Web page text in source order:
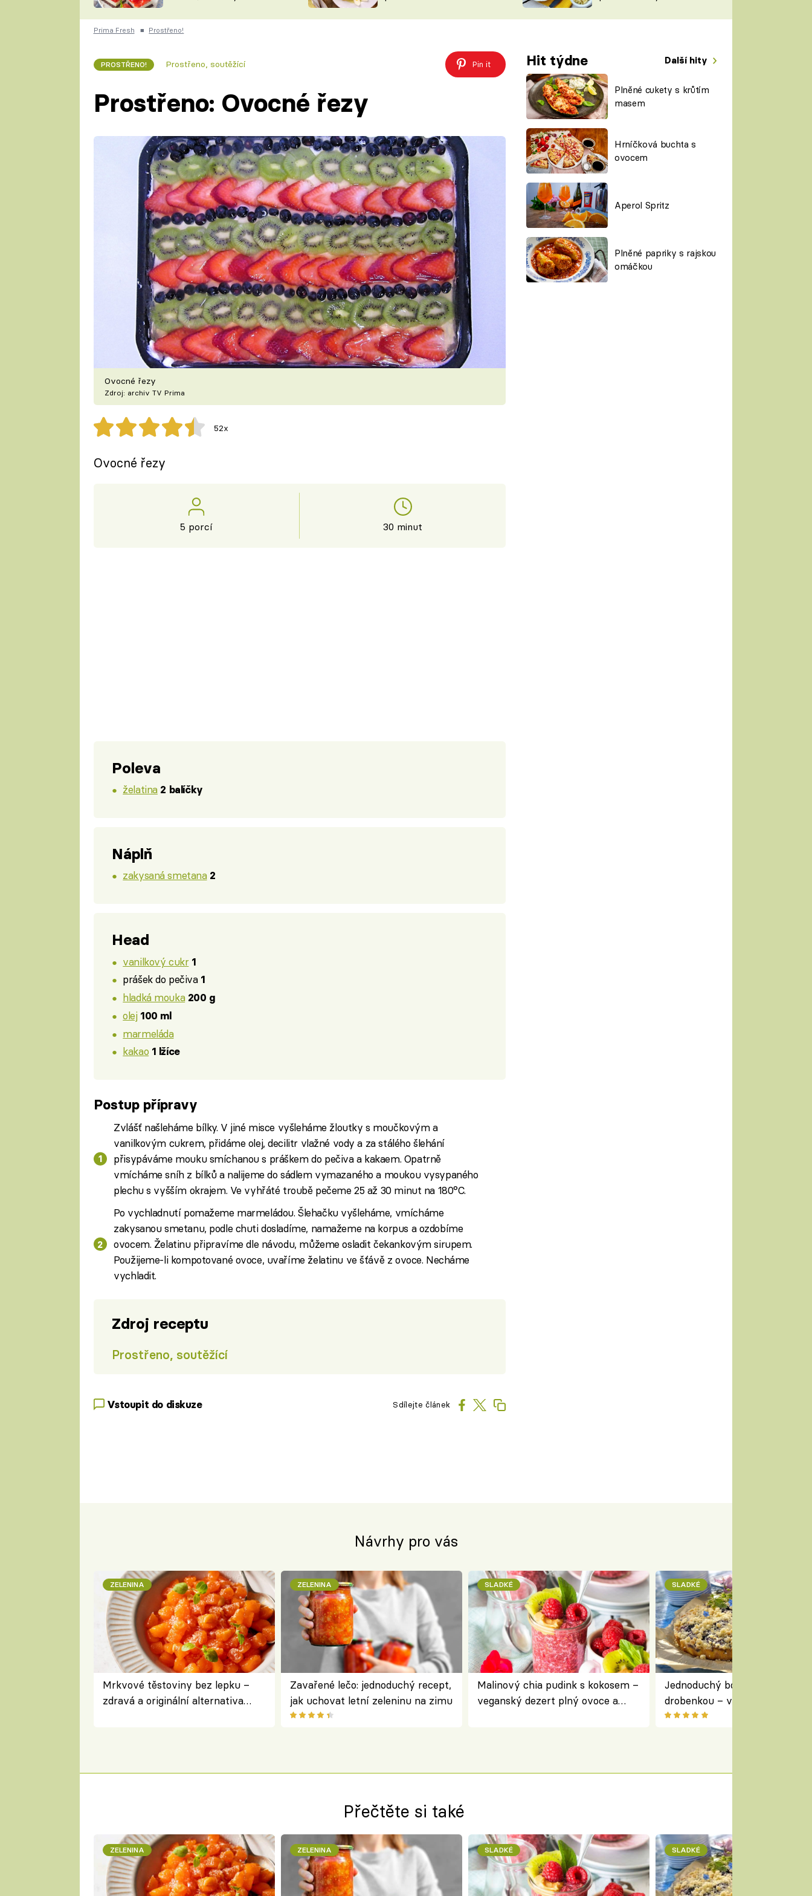
ČESKO NA TALÍŘI
KUCHAŘKA
VYCHYTÁVKY
ŠÉFREDAKTORKY
ČASOPIS
Prima Fresh ■ Prostřeno!
PROSTŘENO! Prostřeno, soutěžící Pin it Hit týdne Další hity
Plněné cukety s krůtím
masem
Hrníčková buchta s
ovocem
Aperol Spritz
Plněné papriky s rajskou
omáčkou
Prostřeno: Ovocné řezy
Ovocné řezy
Zdroj: archiv TV Prima
52x
Ovocné řezy
5 porcí 30 minut
Poleva
želatina 2 balíčky
Náplň
zakysaná smetana 2
Head
vanilkový cukr 1
prášek do pečiva 1
hladká mouka 200 g
olej 100 ml
marmeláda
kakao 1 lžíce
Postup přípravy
Zvlášť našleháme bílky. V jiné misce vyšleháme žloutky s moučkovým a
vanilkovým cukrem, přidáme olej, decilitr vlažné vody a za stálého šlehání
přisypáváme mouku smíchanou s práškem do pečiva a kakaem. Opatrně
vmícháme sníh z bílků a nalijeme do sádlem vymazaného a moukou vysypaného
plechu s vyšším okrajem. Ve vyhřáté troubě pečeme 25 až 30 minut na 180°C.
Po vychladnutí pomažeme marmeládou. Šlehačku vyšleháme, vmícháme
zakysanou smetanu, podle chuti dosladíme, namažeme na korpus a ozdobíme
ovocem. Želatinu připravíme dle návodu, můžeme osladit čekankovým sirupem.
Použijeme-li kompotované ovoce, uvaříme želatinu ve šťávě z ovoce. Necháme
vychladit.
Zdroj receptu
Prostřeno, soutěžící
Vstoupit do diskuze Sdílejte článek
Návrhy pro vás
ZELENINA
Mrkvové těstoviny bez lepku –
zdravá a originální alternativa
ZELENINA
Zavařené lečo: jednoduchý recept,
jak uchovat letní zeleninu na zimu
SLADKÉ
Malinový chia pudink s kokosem –
veganský dezert plný ovoce a
SLADKÉ
Jednoduchý borůvkový koláč s
drobenkou – vláčný moučník
ovoce
Přečtěte si také
ZELENINA ZELENINA SLADKÉ SLADKÉ